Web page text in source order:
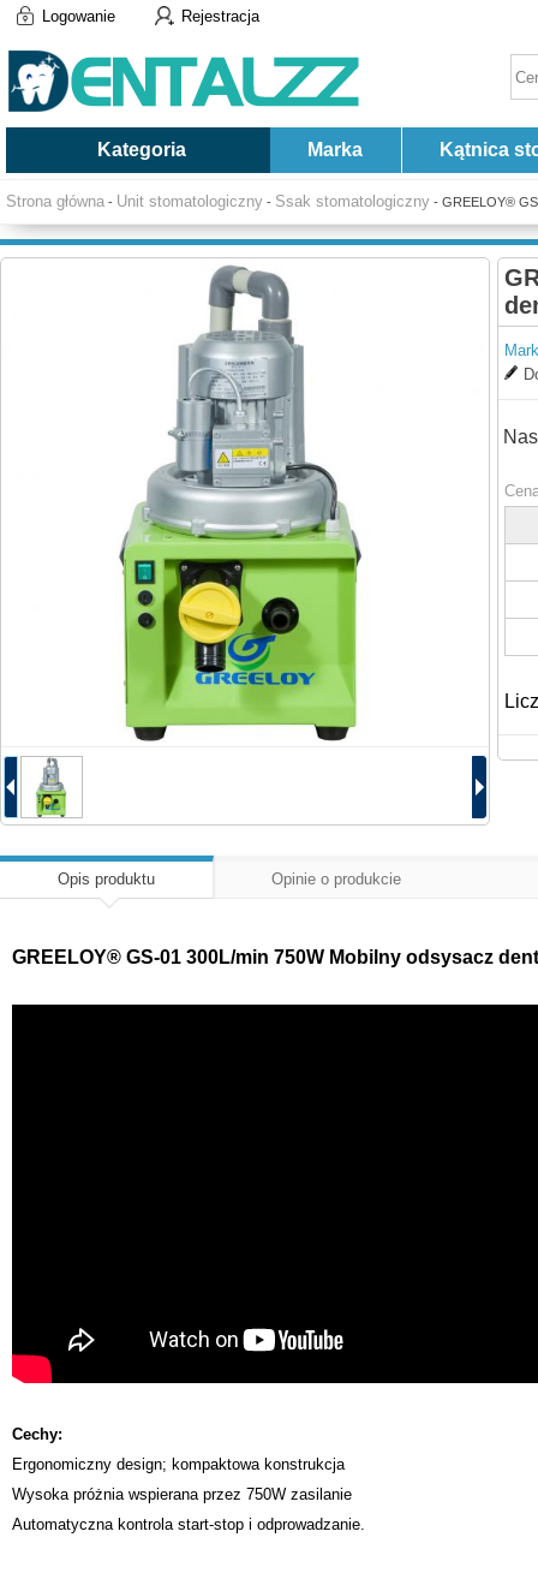
Logowanie Rejestracja
Kategoria Marka Kątnica
Strona główna - Unit stomatologiczny - Ssak stomatologiczny - GREELOY®
Opis produktu Opinie o produkcie
GREELOY® GS-01 300L/min 750W Mobilny odsysacz
Cechy:
Ergonomiczny design; kompaktowa konstrukcja
Wysoka próżnia wspierana przez 750W zasilanie
Automatyczna kontrola start-stop i odprowadzanie.